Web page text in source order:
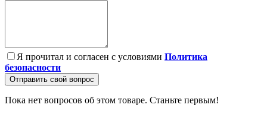
Я прочитал и согласен с условиями Политика
безопасности
Отправить свой вопрос
Пока нет вопросов об этом товаре. Станьте первым!